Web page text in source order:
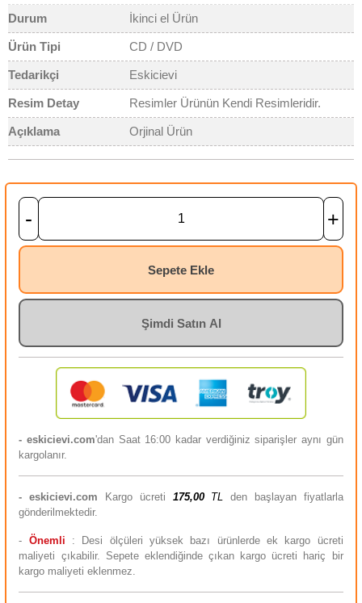
Durum İkinci el Ürün
Ürün Tipi CD / DVD
Tedarikçi Eskicievi
Resim Detay Resimler Ürünün Kendi Resimleridir.
Açıklama Orjinal Ürün
- +
Sepete Ekle
Şimdi Satın Al
- eskicievi.com'dan Saat 16:00 kadar verdiğiniz siparişler aynı gün
kargolanır.
-eskicievi.com Kargo ücreti 175,00 TL den başlayan fiyatlarla
gönderilmektedir.
- Önemli
: Desi ölçüleri yüksek bazı ürünlerde ek kargo ücreti
maliyeti çıkabilir. Sepete eklendiğinde çıkan kargo ücreti hariç bir
kargo maliyeti eklenmez.